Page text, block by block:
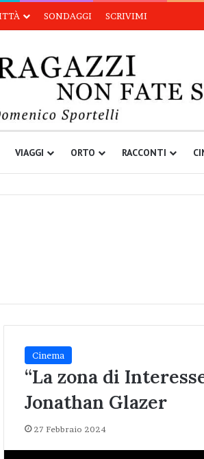
SONDAGGI SCRIVIMI
VIAGGI ORTO RACCONTI
Cinema
“La zona di
Jonathan Glazer
27 Febbraio 2024